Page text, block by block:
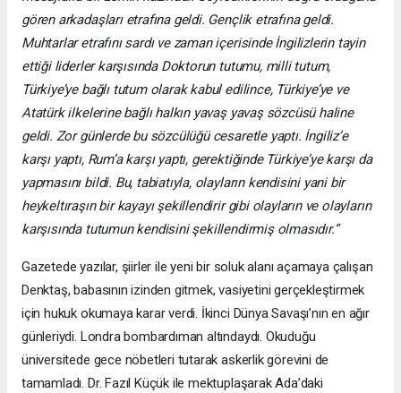
gören arkadaşları etrafına geldi. Gençlik etrafına geldi.
Muhtarlar etrafını sardı ve zaman içerisinde İngilizlerin tayin
ettiği liderler karşısında Doktorun tutumu, milli tutum,
Türkiye’ye bağlı tutum olarak kabul edilince, Türkiye’ye ve
Atatürk ilkelerine bağlı halkın yavaş yavaş sözcüsü haline
geldi. Zor günlerde bu sözcülüğü cesaretle yaptı. İngiliz’e
karşı yaptı, Rum’a karşı yaptı, gerektiğinde Türkiye’ye karşı da
yapmasını bildi. Bu, tabiatıyla, olayların kendisini yani bir
heykeltıraşın bir kayayı şekillendirir gibi olayların ve olayların
karşısında tutumun kendisini şekillendirmiş olmasıdır.”
Gazetede yazılar, şiirler ile yeni bir soluk alanı açamaya çalışan
Denktaş, babasının izinden gitmek, vasiyetini gerçekleştirmek
için hukuk okumaya karar verdi. İkinci Dünya Savaşı’nın en ağır
günleriydi. Londra bombardıman altındaydı. Okuduğu
üniversitede gece nöbetleri tutarak askerlik görevini de
tamamladı. Dr. Fazıl Küçük ile mektuplaşarak Ada’daki